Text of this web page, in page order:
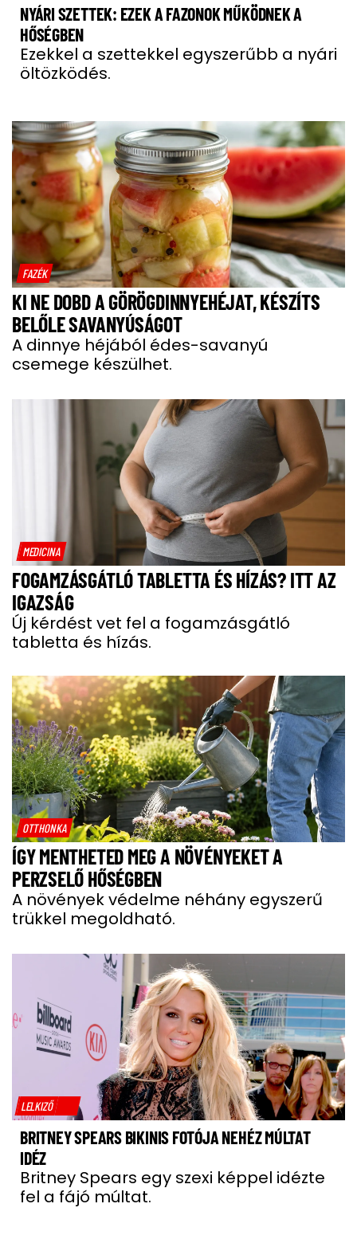
NYÁRI SZETTEK: EZEK A FAZONOK MŰKÖDNEK A
HŐSÉGBEN
Ezekkel a szettekkel egyszerűbb a nyári
öltözködés.
FAZÉK
KI NE DOBD A GÖRÖGDINNYEHÉJAT, KÉSZÍTS
BELŐLE SAVANYÚSÁGOT
A dinnye héjából édes-savanyú
csemege készülhet.
MEDICINA
FOGAMZÁSGÁTLÓ TABLETTA ÉS HÍZÁS? ITT AZ
IGAZSÁG
Új kérdést vet fel a fogamzásgátló
tabletta és hízás.
OTTHONKA
ÍGY MENTHETED MEG A NÖVÉNYEKET A
PERZSELŐ HŐSÉGBEN
A növények védelme néhány egyszerű
trükkel megoldható.
LELKIZŐ
BRITNEY SPEARS BIKINIS FOTÓJA NEHÉZ MÚLTAT
IDÉZ
Britney Spears egy szexi képpel idézte
fel a fájó múltat.